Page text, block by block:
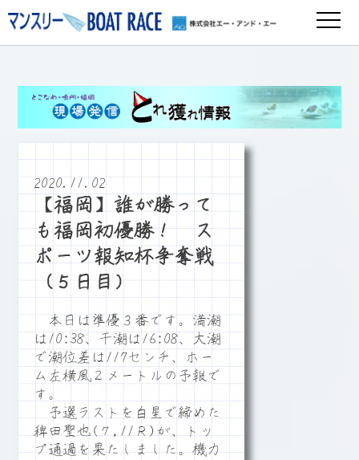
2020.11.02
【福岡】誰が勝って
も福岡初優勝！ ス
ポーツ報知杯争奪戦
（５日目）
本日は準優３番です。満潮
は10:38、干潮は16:08、大潮
で潮位差は117センチ、ホー
ム左横風２メートルの予報で
す。
予選ラストを白星で締めた
稗田聖也(７,11Ｒ)が、トッ
プ通過を果たしました。機力